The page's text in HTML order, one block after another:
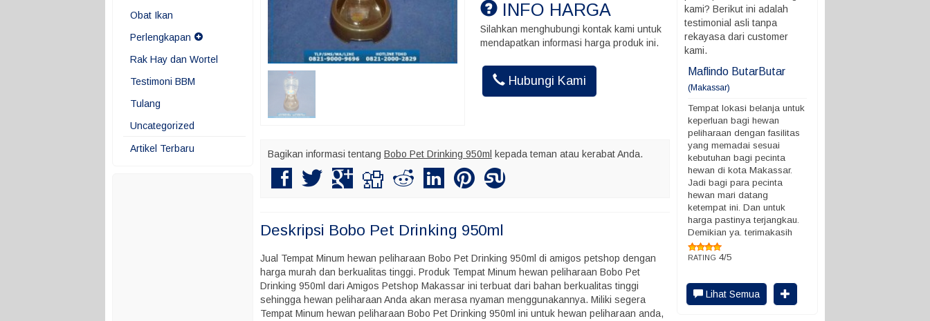
Obat Ikan
Perlengkapan
Rak Hay dan Wortel
Testimoni BBM
Tulang
Uncategorized
Artikel Terbaru
INFO HARGA
Silahkan menghubungi kontak kami untuk
mendapatkan informasi harga produk ini.
Hubungi Kami
Bagikan informasi tentang Bobo Pet Drinking 950ml kepada teman atau kerabat Anda.
Deskripsi Bobo Pet Drinking 950ml
Jual Tempat Minum hewan peliharaan Bobo Pet Drinking 950ml di amigos petshop dengan
harga murah dan berkualitas tinggi. Produk Tempat Minum hewan peliharaan Bobo Pet
Drinking 950ml dari Amigos Petshop Makassar ini terbuat dari bahan berkualitas tinggi
sehingga hewan peliharaan Anda akan merasa nyaman menggunakannya. Miliki segera
Tempat Minum hewan peliharaan Bobo Pet Drinking 950ml ini untuk hewan peliharaan anda,
kami? Berikut ini adalah
testimonial asli tanpa
rekayasa dari customer
kami.
Akhmad Insani
Kalo kirim burung ada batas
Maflindo ButarButar
(Makassar)
Tempat lokasi belanja untuk
keperluan bagi hewan
peliharaan dengan fasilitas
yang memadai sesuai
kebutuhan bagi pecinta
hewan di kota Makassar.
Jadi bagi para pecinta
hewan mari datang
ketempat ini. Dan untuk
harga pastinya terjangkau.
Demikian ya. terimakasih
RATING 4/5
Lihat Semua